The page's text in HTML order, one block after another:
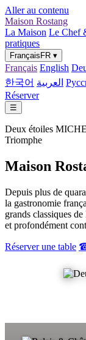
Aller au contenu
Maison Rostang
La Maison Le Chef
pratiques
Français FR ▾
Français English
한국어 العربية
Réserver
☰
Deux étoiles
Triomphe
Maison
Depuis plus de
la gastronomie
grands classiques
et profondément
Réserver une table